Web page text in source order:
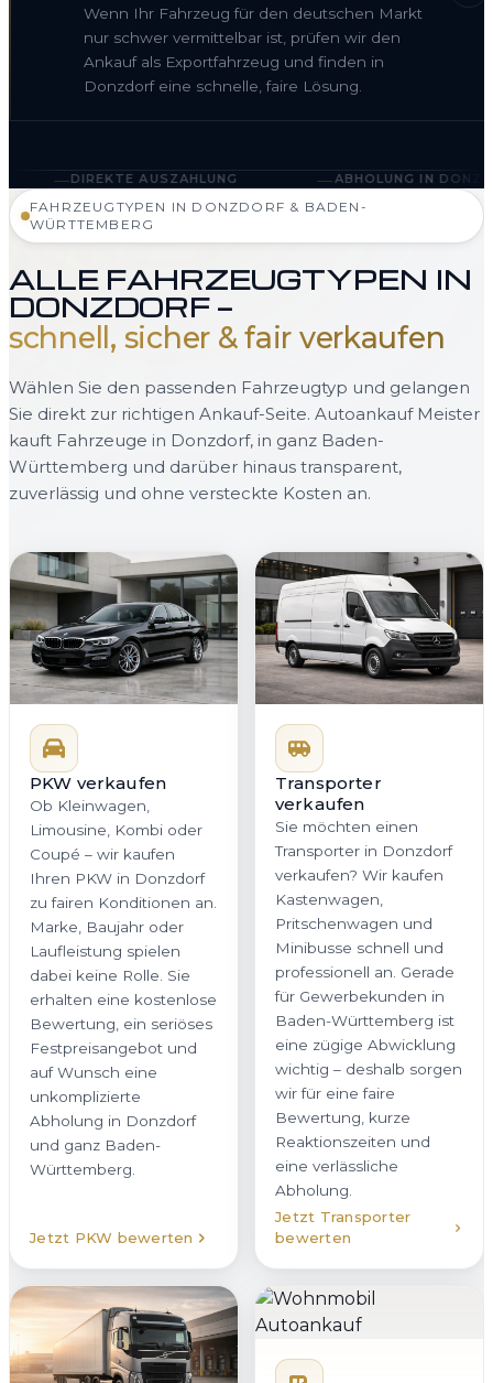
Wenn Ihr Fahrzeug für den deutschen Markt
nur schwer vermittelbar ist, prüfen wir den
Ankauf als Exportfahrzeug und finden in
Donzdorf eine schnelle, faire Lösung.
AUSZAHLUNG —ABHOLUNG IN DONZDORF UND
FAHRZEUGTYPEN IN DONZDORF & BADEN-
WÜRTTEMBERG
ALLE FAHRZEUGTYPEN IN
DONZDORF —
schnell, sicher & fair verkaufen
Wählen Sie den passenden Fahrzeugtyp und gelangen
Sie direkt zur richtigen Ankauf-Seite. Autoankauf Meister
kauft Fahrzeuge in Donzdorf, in ganz Baden-
Württemberg und darüber hinaus transparent,
zuverlässig und ohne versteckte Kosten an.
PKW verkaufen
Ob Kleinwagen,
Limousine, Kombi oder
Coupé – wir kaufen
Ihren PKW in Donzdorf
zu fairen Konditionen an.
Marke, Baujahr oder
Laufleistung spielen
dabei keine Rolle. Sie
erhalten eine kostenlose
Bewertung, ein seriöses
Festpreisangebot und
auf Wunsch eine
unkomplizierte
Abholung in Donzdorf
und ganz Baden-
Württemberg.
Jetzt PKW bewerten
Transporter
verkaufen
Sie möchten einen
Transporter in Donzdorf
verkaufen? Wir kaufen
Kastenwagen,
Pritschenwagen und
Minibusse schnell und
professionell an. Gerade
für Gewerbekunden in
Baden-Württemberg ist
eine zügige Abwicklung
wichtig – deshalb sorgen
wir für eine faire
Bewertung, kurze
Reaktionszeiten und
eine verlässliche
Abholung.
Jetzt Transporter
bewerten